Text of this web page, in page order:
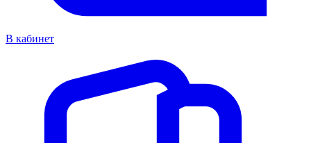
В кабинет